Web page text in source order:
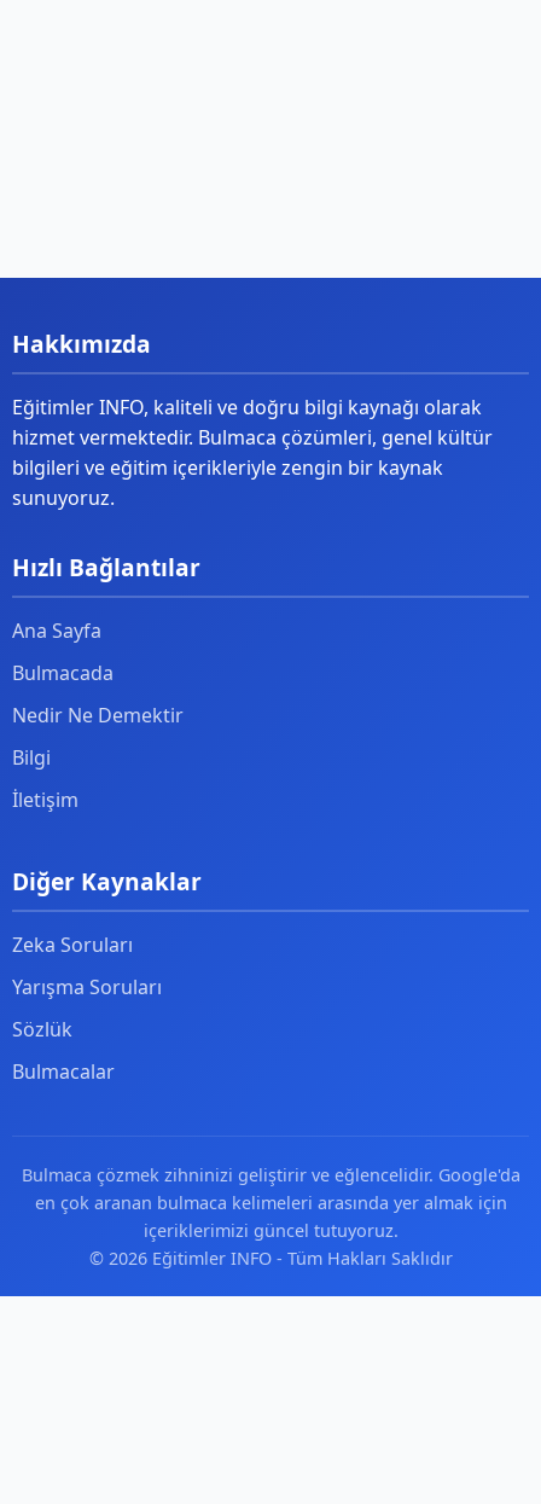
Hakkımızda
Eğitimler INFO, kaliteli ve doğru bilgi kaynağı olarak
hizmet vermektedir. Bulmaca çözümleri, genel kültür
bilgileri ve eğitim içerikleriyle zengin bir kaynak
sunuyoruz.
Hızlı Bağlantılar
Ana Sayfa
Bulmacada
Nedir Ne Demektir
Bilgi
İletişim
Diğer Kaynaklar
Zeka Soruları
Yarışma Soruları
Sözlük
Bulmacalar
Bulmaca çözmek zihninizi geliştirir ve eğlencelidir. Google'da
en çok aranan bulmaca kelimeleri arasında yer almak için
içeriklerimizi güncel tutuyoruz.
© 2026 Eğitimler INFO - Tüm Hakları Saklıdır